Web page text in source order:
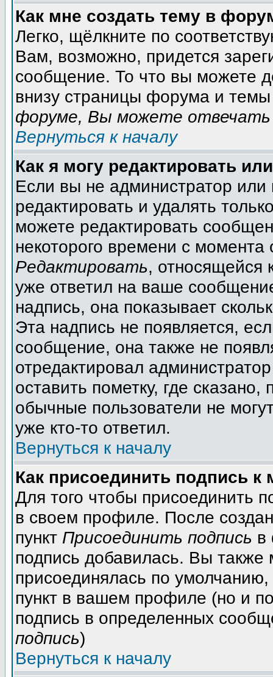
Как мне создать тему в
Легко, щёлкните по
Вам, возможно, придется
сообщение. То что вы можете
внизу страницы форума и
форуме, Вы можете отвечать
Вернуться к началу
Как я могу редактировать
Если вы не администратор
редактировать и удалять
можете редактировать
некоторого времени с момента
Редактировать, относящейся
уже ответил на ваше
надпись, она показывает
Эта надпись не появляется,
сообщение, она также не
отредактировал
оставить пометку, где
обычные пользователи не
уже кто-то ответил.
Вернуться к началу
Как присоединить подпись
Для того чтобы присоединить
в своем профиле. После
пункт Присоединить подпись в
подпись добавилась. Вы также
присоединялась по
пункт в вашем профиле (но и
подпись в определенных
подпись)
Вернуться к началу